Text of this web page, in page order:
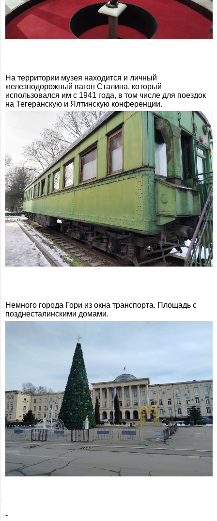
На территории музея находится и личный
железнодорожный вагон Сталина, который
использовался им с 1941 года, в том числе для поездок
на Тегеранскую и Ялтинскую конференции.
Немного города Гори из окна транспорта. Площадь с
позднесталинскими домами.
-